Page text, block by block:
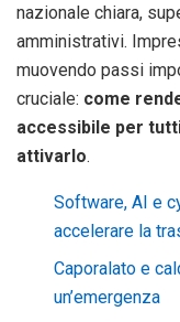
nazionale chiara,
amministrativi.
muovendo passi
cruciale: come
accessibile per
attivarlo.
Software, AI e
accelerare la
Caporalato e
un’emergenza